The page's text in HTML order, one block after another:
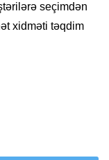
seçimdən
xidməti təqdim